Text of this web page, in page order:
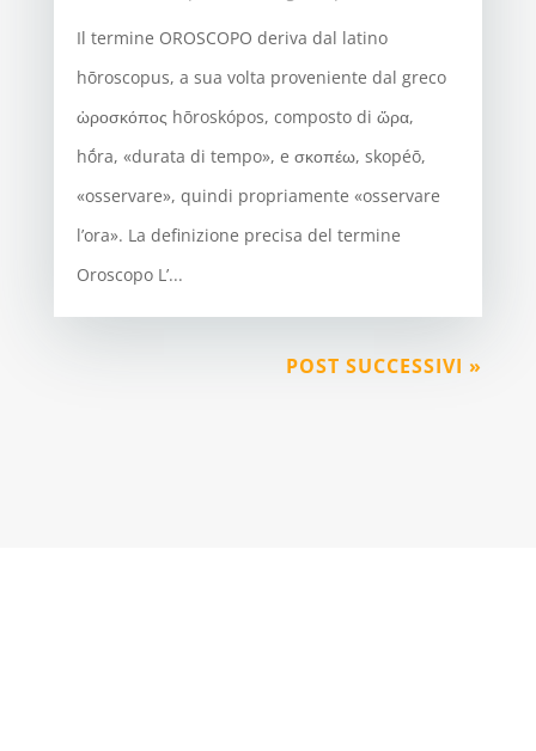
Il termine OROSCOPO deriva dal latino
hōroscopus, a sua volta proveniente dal greco
ὡροσκόπος hōroskópos, composto di ὥρα,
hṓra, «durata di tempo», e σκοπέω, skopéō,
«osservare», quindi propriamente «osservare
l’ora». La definizione precisa del termine
Oroscopo L’...
POST SUCCESSIVI »